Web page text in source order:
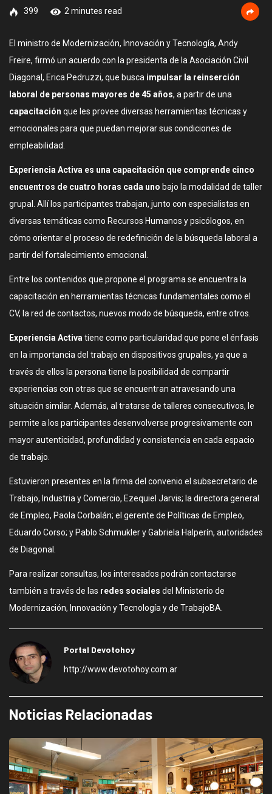
399 2 minutes read
El ministro de Modernización, Innovación y Tecnología, Andy
Freire, firmó un acuerdo con la presidenta de la Asociación Civil
Diagonal, Erica Pedruzzi, que busca impulsar la reinserción
laboral de personas mayores de 45 años, a partir de una
capacitación que les provee diversas herramientas técnicas y
emocionales para que puedan mejorar sus condiciones de
empleabilidad.
Experiencia Activa es una capacitación que comprende cinco
encuentros de cuatro horas cada uno bajo la modalidad de taller
grupal. Allí los participantes trabajan, junto con especialistas en
diversas temáticas como Recursos Humanos y psicólogos, en
cómo orientar el proceso de redefinición de la búsqueda laboral a
partir del fortalecimiento emocional.
Entre los contenidos que propone el programa se encuentra la
capacitación en herramientas técnicas fundamentales como el
CV, la red de contactos, nuevos modo de búsqueda, entre otros.
Experiencia Activa tiene como particularidad que pone el énfasis
en la importancia del trabajo en dispositivos grupales, ya que a
través de ellos la persona tiene la posibilidad de compartir
experiencias con otras que se encuentran atravesando una
situación similar. Además, al tratarse de talleres consecutivos, le
permite a los participantes desenvolverse progresivamente con
mayor autenticidad, profundidad y consistencia en cada espacio
de trabajo.
Estuvieron presentes en la firma del convenio el subsecretario de
Trabajo, Industria y Comercio, Ezequiel Jarvis; la directora general
de Empleo, Paola Corbalán; el gerente de Políticas de Empleo,
Eduardo Corso; y Pablo Schmukler y Gabriela Halperín, autoridades
de Diagonal.
Para realizar consultas, los interesados podrán contactarse
también a través de las redes sociales del Ministerio de
Modernización, Innovación y Tecnología y de TrabajoBA.
Portal Devotohoy
http://www.devotohoy.com.ar
Noticias Relacionadas